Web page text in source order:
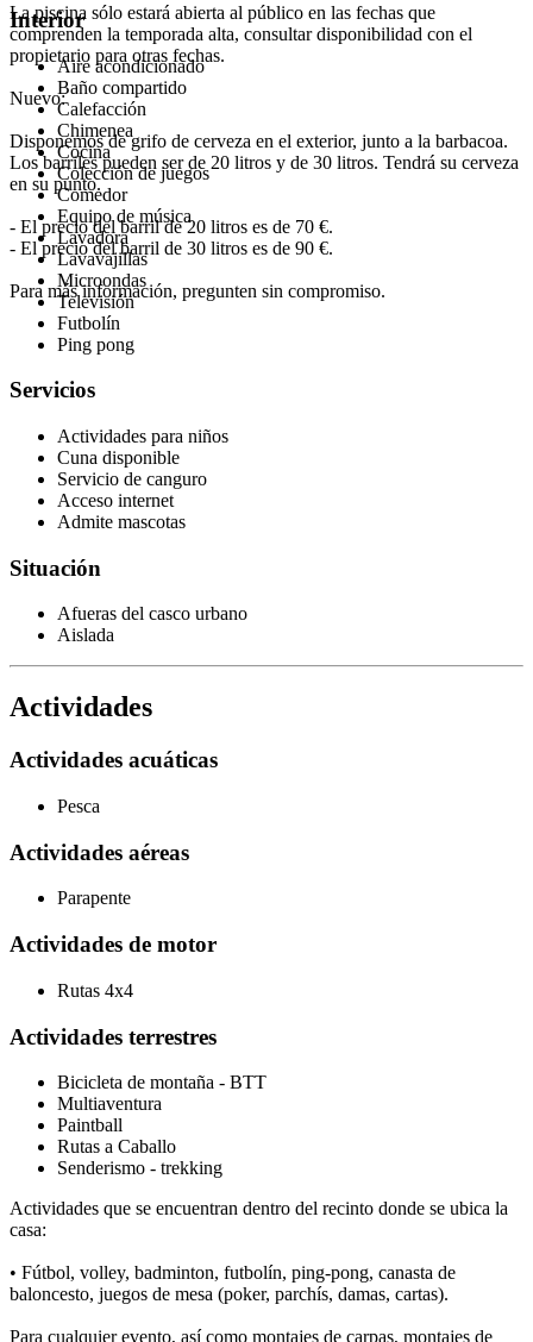
La piscina sólo estará abierta al público en las fechas que
comprenden la temporada alta, consultar disponibilidad con el
propietario para otras fechas.
Nuevo:
Disponemos de grifo de cerveza en el exterior, junto a la barbacoa.
Los barriles pueden ser de 20 litros y de 30 litros. Tendrá su cerveza
en su punto.
- El precio del barril de 20 litros es de 70 €.
- El precio del barril de 30 litros es de 90 €.
Para más información, pregunten sin compromiso.
Interior
Aire acondicionado
Baño compartido
Calefacción
Chimenea
Cocina
Colección de juegos
Comedor
Equipo de música
Lavadora
Lavavajillas
Microondas
Televisión
Futbolín
Ping pong
Servicios
Actividades para niños
Cuna disponible
Servicio de canguro
Acceso internet
Admite mascotas
Situación
Afueras del casco urbano
Aislada
Actividades
Actividades acuáticas
Pesca
Actividades aéreas
Parapente
Actividades de motor
Rutas 4x4
Actividades terrestres
Bicicleta de montaña - BTT
Multiaventura
Paintball
Rutas a Caballo
Senderismo - trekking
Actividades que se encuentran dentro del recinto donde se ubica la
casa:
• Fútbol, volley, badminton, futbolín, ping-pong, canasta de
baloncesto, juegos de mesa (poker, parchís, damas, cartas).
Para cualquier evento, así como montajes de carpas, montajes de